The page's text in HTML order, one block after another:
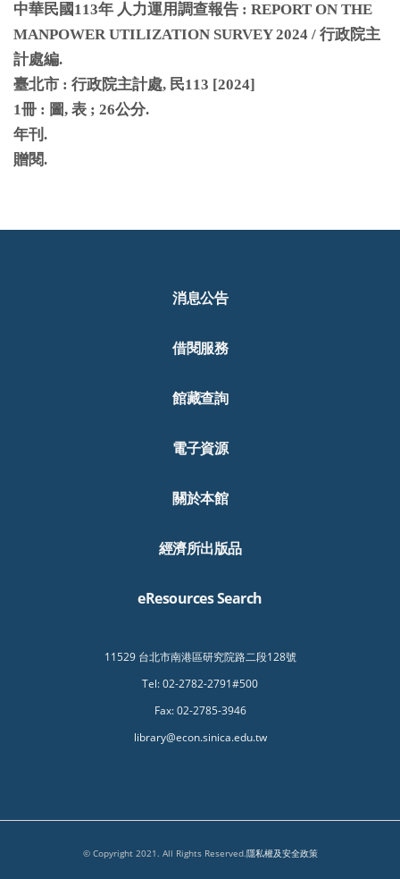
中華民國113年 人力運用調查報告 : REPORT ON THE
MANPOWER UTILIZATION SURVEY 2024 / 行政院主
計處編.
臺北市 : 行政院主計處, 民113 [2024]
1冊 : 圖, 表 ; 26公分.
年刊 .
贈閱.
消息公告
借閱服務
館藏查詢
電子資源
關於本館
經濟所出版品
eResources Search
11529 台北市南港區研究院路二段128號
Tel: 02-2782-2791#500
Fax: 02-2785-3946
library@econ.sinica.edu.tw
© Copyright 2021. All Rights Reserved.隱私權及安全政策